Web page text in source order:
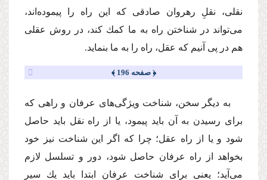
نقلى، نقلِ رهروان صادقى كه این راه را پیموده‌اند،
مى‌تواند در شناختن راه به ما كمك كند، در روش عقلى
هم در پى آنیم كه عقل، راه را به ما بنماید.
﴿ صفحه 196 ﴾
به دیگر سخن، شناخت ویژگى‌هاى عرفان و راهى كه
براى رسیدن به آن باید پیمود، یا از راه نقل باید حاصل
شود و یا از راه عقل؛ چرا كه اگر این شناخت نیز خود
بخواهد از راه عرفان حاصل شود، دور و تسلسل لازم
مى‌آید؛ یعنى براى شناخت عرفان ابتدا باید یك سیر